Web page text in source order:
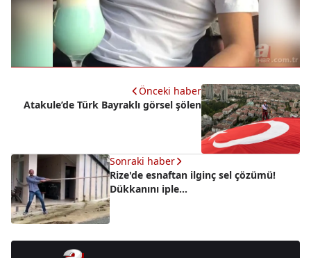
Önceki haber
Atakule’de Türk Bayraklı görsel şölen
Sonraki haber
Rize'de esnaftan ilginç sel çözümü!
Dükkanını iple...